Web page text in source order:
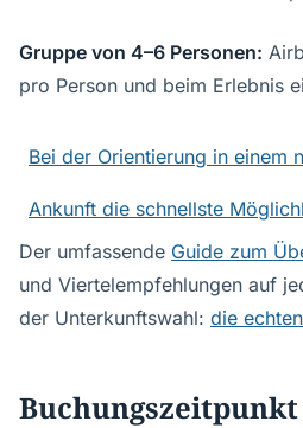
Gruppe von 4–6 Personen:
pro Person und beim Erlebnis
Bei der Orientierung in einem
Ankunft die schnellste
Der umfassende Guide zum
und Viertelempfehlungen auf
der Unterkunftswahl: die